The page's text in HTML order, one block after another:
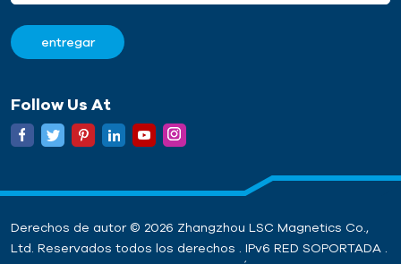
Follow Us At
Derechos de autor © 2026 Zhangzhou LSC Magnetics Co.,
Ltd. Reservados todos los derechos . IPv6 RED SOPORTADA .